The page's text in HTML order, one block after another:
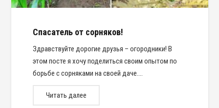
Спасатель от сорняков!
Здравствуйте дорогие друзья – огородники! В
этом посте я хочу поделиться своим опытом по
борьбе с сорняками на своей даче.…
Читать далее